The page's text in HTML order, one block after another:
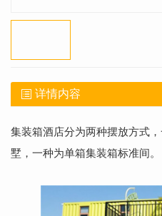
详情内容
集装箱酒店分为两种摆放方式
墅，一种为单箱集装箱标准间。